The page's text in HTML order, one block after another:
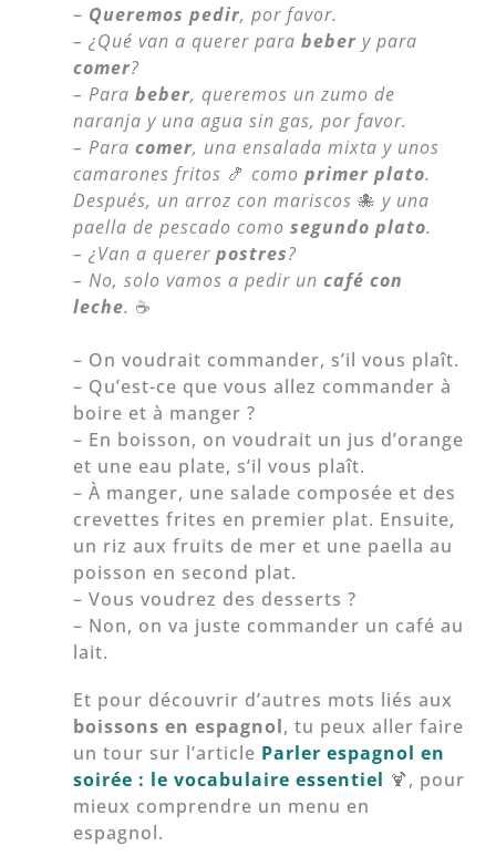
– Queremos pedir, por favor.
– ¿Qué van a querer parabeber y para
comer?
– Parabeber, queremos un zumo de
naranja y una agua sin gas, por favor.
– Paracomer, una ensalada mixta y unos
camarones fritos 🍤comoprimer plato.
Después, un arroz con mariscos🐙 y una
paella de pescado comosegundo plato.
– ¿Van a quererpostres?
– No, solo vamos a pedir uncafé con
leche. ☕
– On voudrait commander, s’il vous plaît.
– Qu’est-ce que vous allez commander à
boire et à manger ?
– En boisson, on voudrait un jus d’orange
et une eau plate, s’il vous plaît.
– À manger, une salade composée et des
crevettes frites en premier plat. Ensuite,
un riz aux fruits de mer et une paella au
poisson en second plat.
– Vous voudrez des desserts ?
– Non, on va juste commander un café au
lait.
Et pour découvrir d’autres mots liés aux
boissons en espagnol, tu peux aller faire
un tour sur l’article Parler espagnol en
soirée : le vocabulaire essentiel 🍹, pour
mieux comprendre un menu en
espagnol.